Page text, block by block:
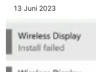
13 Juni 2023